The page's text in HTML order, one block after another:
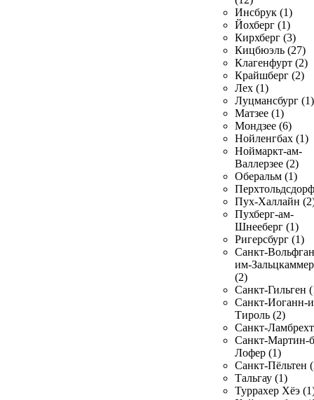
Инсбрук (1)
Йохберг (1)
Кирхберг (3)
Кицбюэль (27)
Клагенфурт (2)
Крайшберг (2)
Лех (1)
Луцмансбург (1)
Матзее (1)
Мондзее (6)
Нойленгбах (1)
Ноймаркт-ам-
Валлерзее (2)
Оберальм (1)
Пух-Халлайн
Пухберг-ам-
Шнееберг (1)
Ригерсбург (1)
Санкт-
им-
(2)
Санкт-Гильген
Санкт-Иоганн-
Тироль (2)
Санкт-
Санкт-Мартин-
Лофер (1)
Санкт-Пёльтен
Тальгау (1)
Туррахер Хёэ